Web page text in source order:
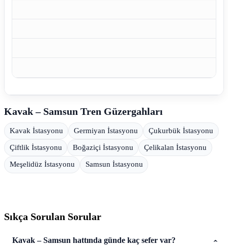
Kavak – Samsun Tren Güzergahları
Kavak İstasyonu Germiyan İstasyonu Çukurbük İstasyonu
Çiftlik İstasyonu Boğaziçi İstasyonu Çelikalan İstasyonu
Meşelidüz İstasyonu Samsun İstasyonu
Sıkça Sorulan Sorular
Kavak – Samsun hattında günde kaç sefer var?